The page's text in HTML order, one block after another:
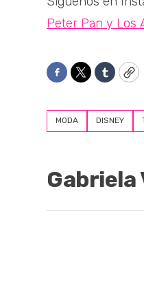
Peter Pan y Los
Facebook
TwitterTumblr
MODA DISNEY
Gabriela